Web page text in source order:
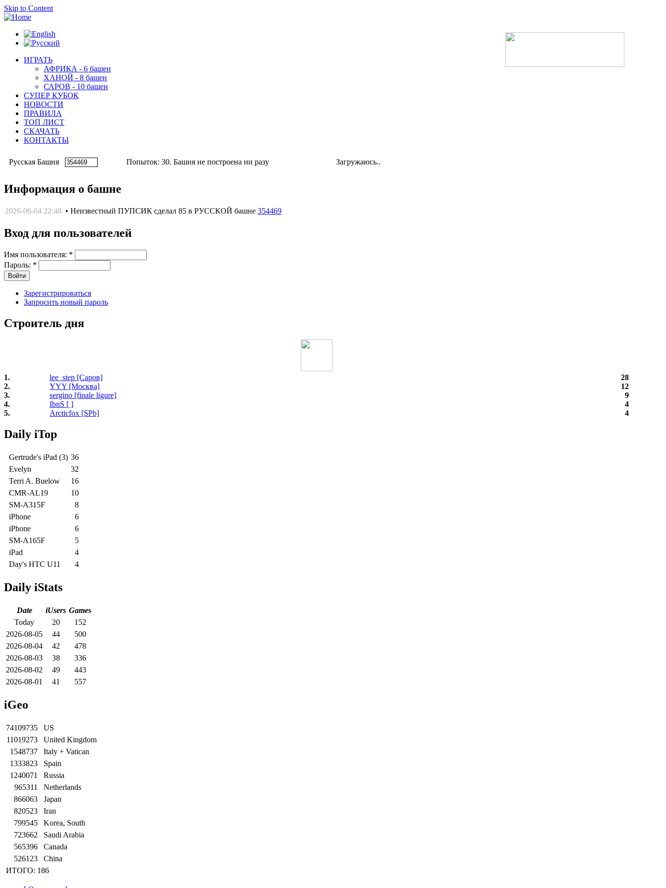
Skip to Content
ИГРАТЬ
АФРИКА - 6 башен
ХАНОЙ - 8 башен
САРОВ - 10 башен
СУПЕР КУБОК
НОВОСТИ
ПРАВИЛА
ТОП ЛИСТ
СКАЧАТЬ
КОНТАКТЫ
Русская Башня Попыток: 30. Башня не построена ни разу Загружаюсь..
Информация о башне
2026-06-04 22:48 • Неизвестный ПУПСИК сделал 85 в РУССКОЙ башне 354469
Вход для пользователей
Имя пользователя: *
Пароль: *
Зарегистрироваться
Запросить новый пароль
Строитель дня
1. lee_step [Саров]
28
2.
YYY [Москва]
12
3.
sergino [finale ligure]
9
4.
IbnS [ ]
4
5.
Arcticfox [SPb] 4
Daily iTop
Gertrude's iPad (3) 36
Evelyn
32
Terri A. Buelow
16
CMR-AL19
10
SM-A315F
8
iPhone
6
iPhone
6
SM-A165F
5
iPad
4
Day's HTC U11
4
Daily iStats
Date iUsers Games
Today
20
152
2026-08-05
44
500
2026-08-04
42
478
2026-08-03
38
336
2026-08-02
49
443
2026-08-01
41 557
iGeo
74109735
US
11019273
United Kingdom
1548737
Italy + Vatican
1333823
Spain
1240071
Russia
965311
Netherlands
866063
Japan
820523
Iran
799545
Korea, South
723662
Saudi Arabia
565396
Canada
526123
China
ИТОГО: 186